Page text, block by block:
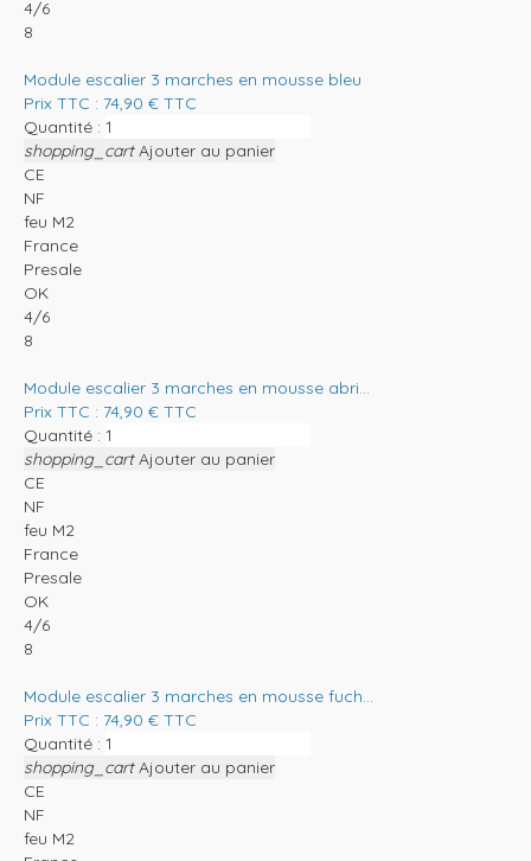
4/6
8
Module escalier 3 marches en mousse bleu
Prix TTC : 74,90 € TTC
Quantité :
shopping_cart Ajouter au panier
CE
NF
feu M2
France
Presale
OK
4/6
8
Module escalier 3 marches en mousse abri...
Prix TTC : 74,90 € TTC
Quantité :
shopping_cart Ajouter au panier
CE
NF
feu M2
France
Presale
OK
4/6
8
Module escalier 3 marches en mousse fuch...
Prix TTC : 74,90 € TTC
Quantité :
shopping_cart Ajouter au panier
CE
NF
feu M2